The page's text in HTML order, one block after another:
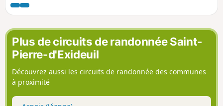
patrimoine, de façon ludique. Trouvez
l'affiche Au fil de nos histoires à la
mairie, et scannez le QR Code pour
démarrer le jeu (gratuit, pas
d'inscription ni d'application à
télécharger). Vous pouvez choisir le
parcours "adulte" ou le parcours "adulte
+ enfant" (avec en plus des questions à
destination des enfants de 6 à 11 ans).
La description ci-dessous fait
Plus de circuits de randonnée Saint-
Pierre-d'Exideuil
Découvrez aussi les circuits de randonnée des communes
à proximité